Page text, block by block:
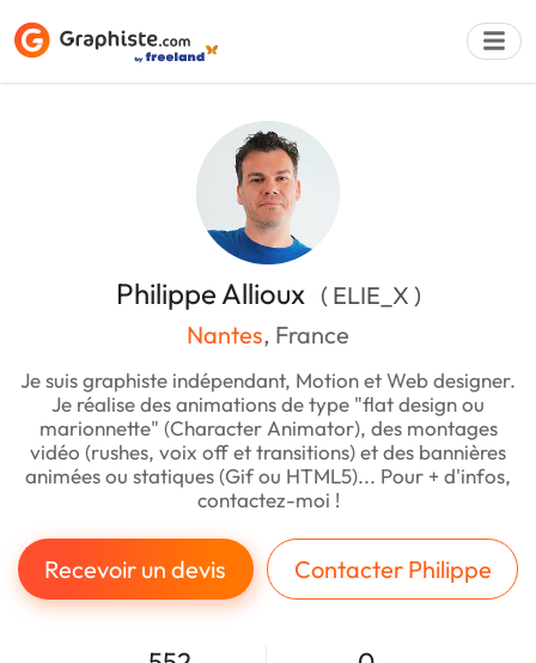
Philippe Allioux ( ELIE_X )
Nantes, France
Je suis graphiste indépendant, Motion et Web designer.
Je réalise des animations de type "flat design ou
marionnette" (Character Animator), des montages
vidéo (rushes, voix off et transitions) et des bannières
animées ou statiques (Gif ou HTML5)... Pour + d'infos,
contactez-moi !
Recevoir un devis Contacter Philippe